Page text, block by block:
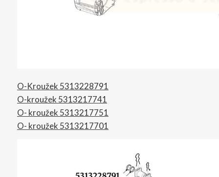
O-Kroužek 5313228791
O-kroužek 5313217741
O- kroužek 5313217751
O- kroužek 5313217701